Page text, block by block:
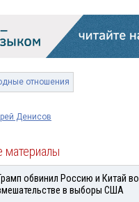
отношения
Денисов
обвинил Россию и Китай во
в выборы США